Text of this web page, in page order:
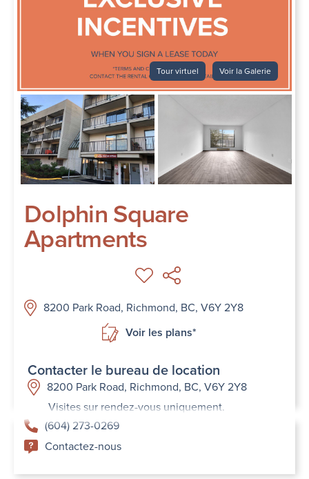
Tour virtuel Voir la Galerie
Dolphin Square
Apartments
8200 Park Road, Richmond, BC, V6Y 2Y8
Voir les plans*
Contacter le bureau de location
8200 Park Road, Richmond, BC, V6Y 2Y8
Visites sur rendez-vous uniquement.
(604) 273-0269
Contactez-nous